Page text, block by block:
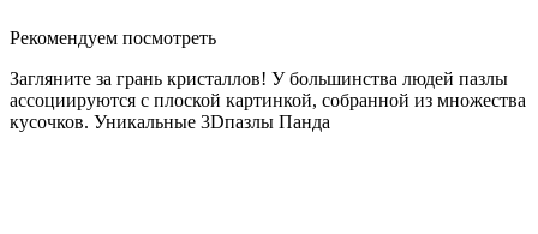
Рекомендуем посмотреть
Загляните за грань кристаллов! У большинства людей пазлы
ассоциируются с плоской картинкой, собранной из множества
кусочков. Уникальные 3Dпазлы Панда